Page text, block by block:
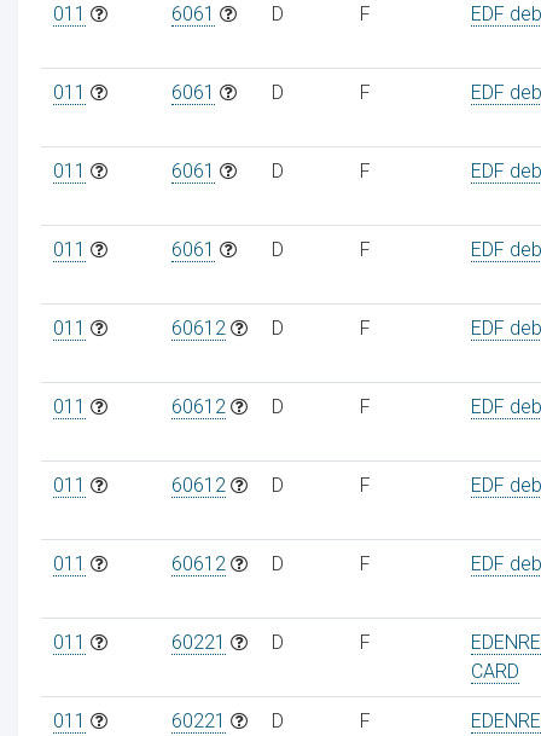
011 6061 D F EDF
011 6061 D F EDF
011 6061 D F EDF
011 6061 D F EDF
011 60612 D F EDF
011 60612 D F EDF
011 60612 D F EDF
011 60612 D F EDF
011 60221 D F
CARD
011 60221 D F